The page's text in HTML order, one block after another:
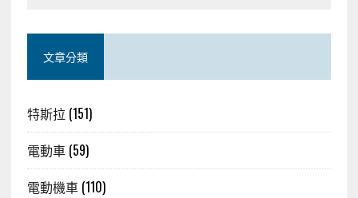
文章分類
特斯拉 (151)
電動車(59)
電動機車(110)